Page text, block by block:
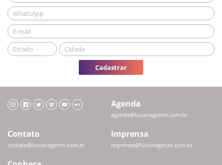
Cadastrar
Agenda
agenda@lucianagenro.com.br
Contato
contato@lucianagenro.com.br
Imprensa
imprensa@lucianagenro.com.br